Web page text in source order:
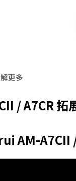
更多
/ A7CR拓
AM-A7CII